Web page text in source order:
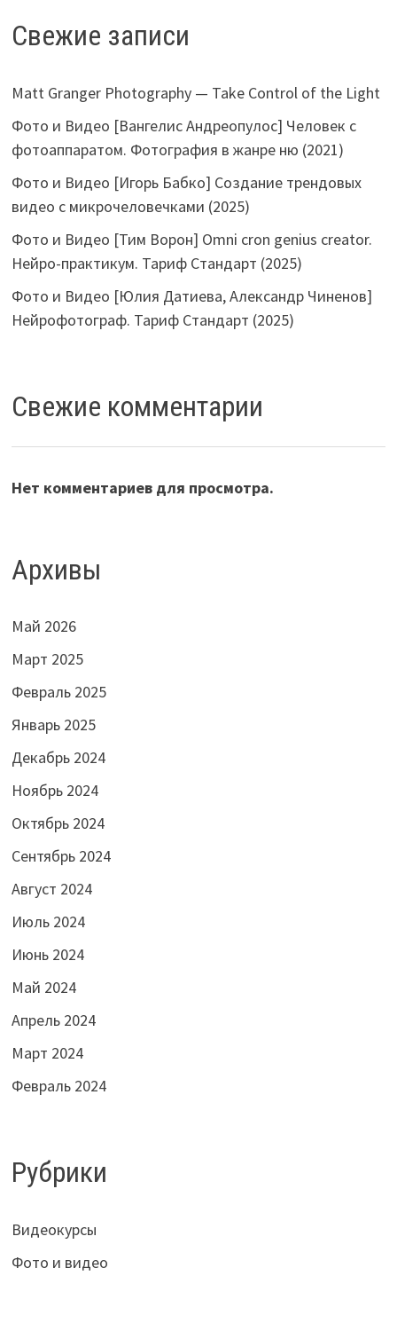
Свежие записи
Matt Granger Photography — Take Control of the Light
Фото и Видео [Вангелис Андреопулос] Человек с
фотоаппаратом. Фотография в жанре ню (2021)
Фото и Видео [Игорь Бабко] Создание трендовых
видео с микрочеловечками (2025)
Фото и Видео [Тим Ворон] Omni cron genius creator.
Нейро-практикум. Тариф Стандарт (2025)
Фото и Видео [Юлия Датиева, Александр Чиненов]
Нейрофотограф. Тариф Стандарт (2025)
Свежие комментарии
Нет комментариев для просмотра.
Архивы
Май 2026
Март 2025
Февраль 2025
Январь 2025
Декабрь 2024
Ноябрь 2024
Октябрь 2024
Сентябрь 2024
Август 2024
Июль 2024
Июнь 2024
Май 2024
Апрель 2024
Март 2024
Февраль 2024
Рубрики
Видеокурсы
Фото и видео